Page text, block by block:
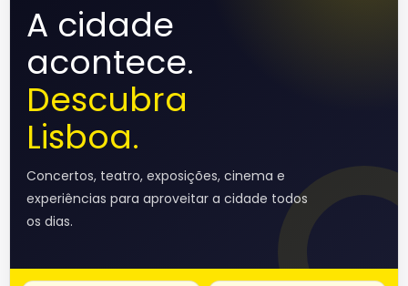
A cidade
acontece.
Descubra
Lisboa.
Concertos, teatro, exposições, cinema e
experiências para aproveitar a cidade todos
os dias.